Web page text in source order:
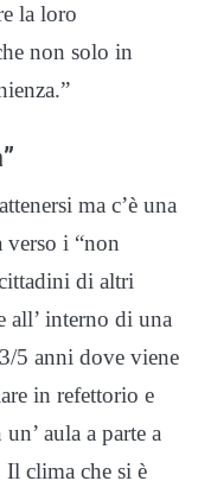
la loro
non solo in
ma c’è una
verso i “non
di altri
all’ interno di una
5 anni dove viene
in refettorio e
aula a parte a
Il clima che si è